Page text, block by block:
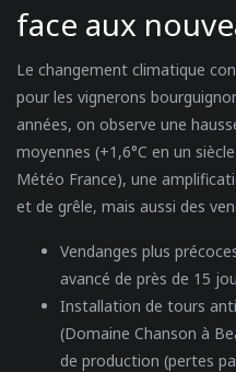
face aux
Le changement climatique
pour les vignerons
années, on observe une
moyennes (+1,6°C en un
Météo France), une
et de grêle, mais aussi des
Vendanges plus
avancé de près de 15
Installation de tours
(Domaine Chanson à
de production (pertes